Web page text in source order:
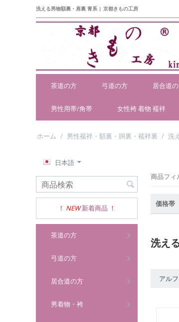
洗える男物額裏・肩裏 青系 | 京都きもの工房
茶道の方 弓道の方 居合道
男性用帯/角帯 女性袴 着物 襦袢
ホーム / 男性襦袢・額裏・胴裏・襦袢裏 / 洗
日本語
! NEW 新着商品 !
茶道の方
弓道の方
居合道の方
男着物・袴
商品フィ
価格帯
洗え
アル